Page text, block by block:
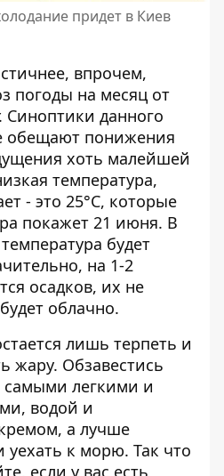
придет в Киев
впрочем,
погоды на месяц от
Синоптики данного
обещают понижения
хоть малейшей
температура,
- это 25°C, которые
покажет 21 июня. В
будет
на 1-2
осадков, их не
облачно.
лишь терпеть и
жару. Обзавестись
легкими и
водой и
а лучше
уехать к морю. Так что